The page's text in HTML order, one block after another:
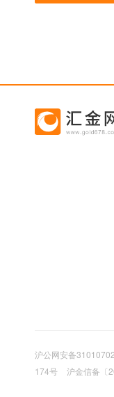
沪公网安备
174号
沪金信备〔